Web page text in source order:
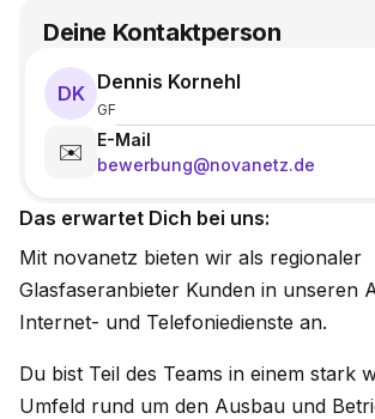
Das erwartet Dich bei uns:
Mit novanetz bieten wir als regionaler
Glasfaseranbieter Kunden in unseren
Internet- und Telefoniedienste an.
Du bist Teil des Teams in einem stark
Umfeld rund um den Ausbau und
Deine Kontaktperson
DK Dennis Kornehl
GF
✉️
E-Mail
bewerbung@novanetz.de